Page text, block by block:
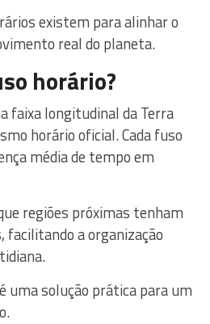
existem para alinhar o
real do planeta.
horário?
faixa longitudinal da Terra
horário oficial. Cada fuso
média de tempo em
regiões próximas tenham
a organização
uma solução prática para um